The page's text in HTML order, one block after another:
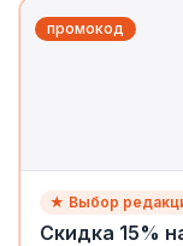
промокод
★ Выбор
Скидка 15%